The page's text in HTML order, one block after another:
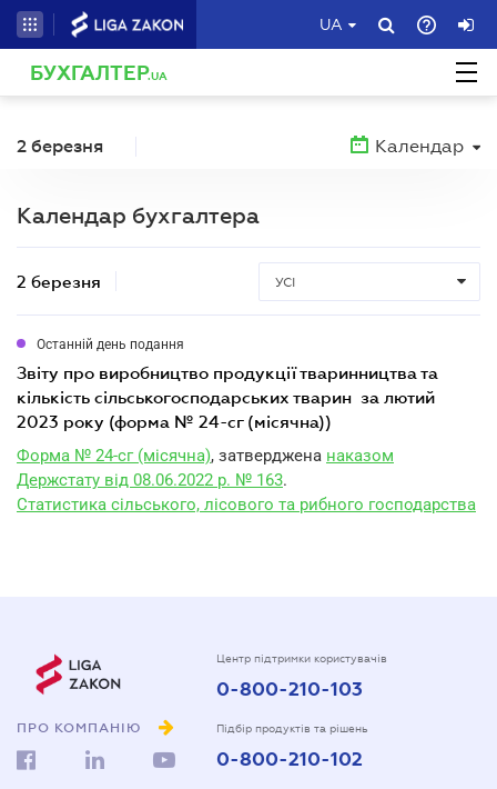
UA
БУХГАЛТЕР.UA
2 березня Календар
Календар бухгалтера
2 березня УСІ
Останній день подання
звіту про виробництво продукції тваринництва та
кількість сільськогосподарських тварин за лютий
2023 року (форма № 24-сг (місячна))
Форма № 24-сг (місячна), затверджена наказом
Держстату від 08.06.2022 р. № 163.
Статистика сільського, лісового та рибного господарства
ПРО КОМПАНІЮ
Центр підтримки користувачів
0-800-210-103
Підбір продуктів та рішень
0-800-210-102